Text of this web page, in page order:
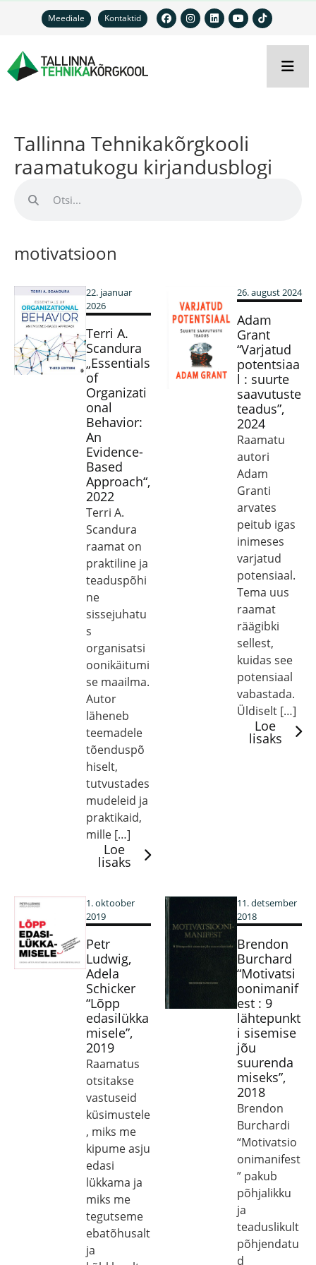
Meediale Kontaktid
Tallinna Tehnikakõrgkooli
raamatukogu kirjandusblogi
motivatsioon
22. jaanuar
2026
Terri A.
Scandura
„Essentials
of
Organizati
onal
Behavior:
An
Evidence-
Based
Approach“,
2022
Terri A.
Scandura
raamat on
praktiline ja
teaduspõhi
ne
sissejuhatu
s
organisatsi
oonikäitumi
se maailma.
Autor
läheneb
teemadele
tõenduspõ
hiselt,
tutvustades
mudeleid ja
praktikaid,
mille […]
Loe
lisaks
26. august 2024
Adam
Grant
“Varjatud
potentsiaa
l : suurte
saavutuste
teadus”,
2024
Raamatu
autori
Adam
Granti
arvates
peitub igas
inimeses
varjatud
potensiaal.
Tema uus
raamat
räägibki
sellest,
kuidas see
potensiaal
vabastada.
Üldiselt […]
Loe
lisaks
1. oktoober
2019
Petr
Ludwig,
Adela
Schicker
“Lõpp
edasilükka
misele”,
2019
Raamatus
otsitakse
vastuseid
küsimustele
, miks me
kipume asju
edasi
lükkama ja
miks me
tegutseme
ebatõhusalt
ja
11. detsember
2018
Brendon
Burchard
“Motivatsi
oonimanif
est : 9
lähtepunkt
i sisemise
jõu
suurenda
miseks”,
2018
Brendon
Burchardi
“Motivatsio
onimanifest
” pakub
põhjalikku
ja
teaduslikult
põhjendatu
d